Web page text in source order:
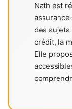
Nath est
des sujets
crédit, la
Elle